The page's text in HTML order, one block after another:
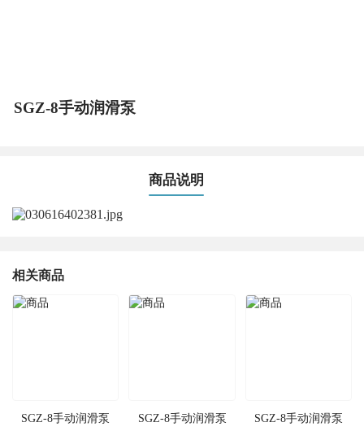
SGZ-8手动润滑泵
商品说明
相关商品
SGZ-8手动润滑泵 SGZ-8手动润滑泵 SGZ-8手动润滑泵